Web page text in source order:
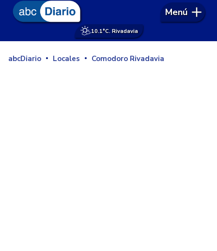
10.1°C. Rivadavia
Menú
abcDiario Locales Comodoro Rivadavia